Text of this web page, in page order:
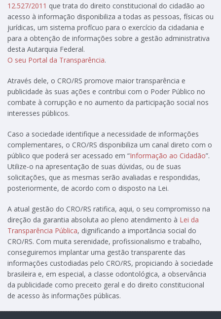
12.527/2011 que trata do direito constitucional do cidadão ao
acesso à informação disponibiliza a todas as pessoas, físicas ou
jurídicas, um sistema profícuo para o exercício da cidadania e
para a obtenção de informações sobre a gestão administrativa
desta Autarquia Federal.
O seu Portal da Transparência.
Através dele, o CRO/RS promove maior transparência e
publicidade às suas ações e contribui com o Poder Público no
combate à corrupção e no aumento da participação social nos
interesses públicos.
Caso a sociedade identifique a necessidade de informações
complementares, o CRO/RS disponibiliza um canal direto com o
público que poderá ser acessado em “Informação ao Cidadão”.
Utilize-o na apresentação de suas dúvidas, ou de suas
solicitações, que as mesmas serão avaliadas e respondidas,
posteriormente, de acordo com o disposto na Lei.
A atual gestão do CRO/RS ratifica, aqui, o seu compromisso na
direção da garantia absoluta ao pleno atendimento à Lei da
Transparência Pública, dignificando a importância social do
CRO/RS. Com muita serenidade, profissionalismo e trabalho,
conseguiremos implantar uma gestão transparente das
informações custodiadas pelo CRO/RS, propiciando à sociedade
brasileira e, em especial, a classe odontológica, a observância
da publicidade como preceito geral e do direito constitucional
de acesso às informações públicas.